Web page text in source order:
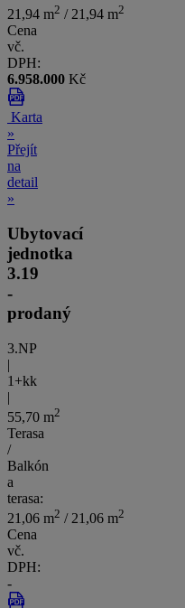
21,94 m2 / 21,94 m2
Cena
vč.
DPH:
6.958.000 Kč
Karta
»
Přejít
na
detail
»
Ubytovací
jednotka
3.19
-
prodaný
3.NP
|
1+kk
|
55,70 m2
Terasa
/
Balkón
a
terasa:
21,06 m2 / 21,06 m2
Cena
vč.
DPH:
-